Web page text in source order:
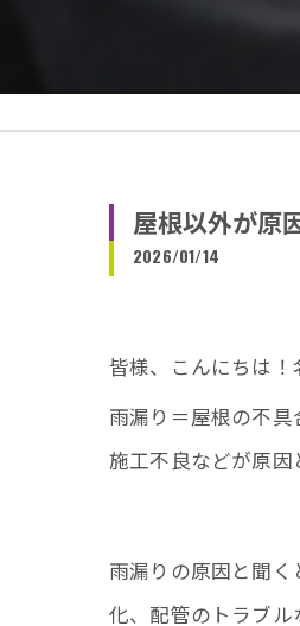
屋根以外が原
2026/01/14
皆様、こんにちは
雨漏り＝屋根の不
施工不良などが原
雨漏りの原因と聞
化、配管のトラブル